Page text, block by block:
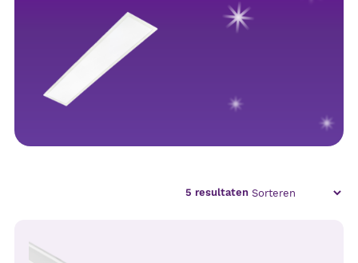
5 resultaten